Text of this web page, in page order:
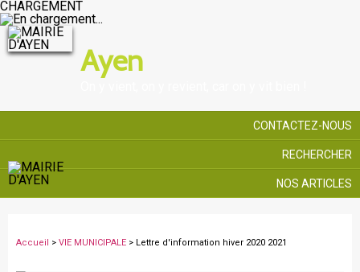
CHARGEMENT
Ayen
CONTACTEZ-NOUS
RECHERCHER
NOS ARTICLES
Accueil > VIE MUNICIPALE > Lettre d'information hiver 2020 2021